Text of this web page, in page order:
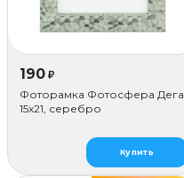
190 ₽
Фоторамка Фотосфера Дега
15x21, серебро
Купить